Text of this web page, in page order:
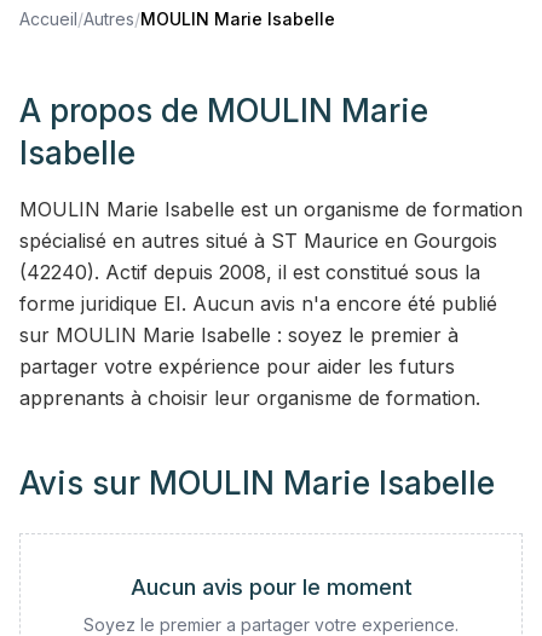
Accueil/Autres/MOULIN Marie Isabelle
A propos de MOULIN Marie
Isabelle
MOULIN Marie Isabelle est un organisme de formation
spécialisé en autres situé à ST Maurice en Gourgois
(42240). Actif depuis 2008, il est constitué sous la
forme juridique EI. Aucun avis n'a encore été publié
sur MOULIN Marie Isabelle : soyez le premier à
partager votre expérience pour aider les futurs
apprenants à choisir leur organisme de formation.
Avis sur MOULIN Marie Isabelle
Aucun avis pour le moment
Soyez le premier a partager votre experience.